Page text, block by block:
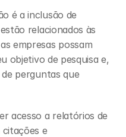
é a inclusão de
relacionados às
empresas possam
objetivo de pesquisa e,
perguntas que
acesso a relatórios de
e